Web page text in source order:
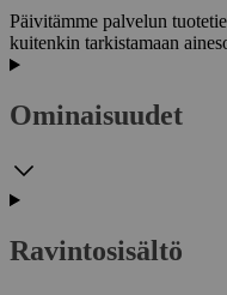
Päivitämme palvelun
kuitenkin tarkistamaan
Ominaisuudet
Ravintosisältö